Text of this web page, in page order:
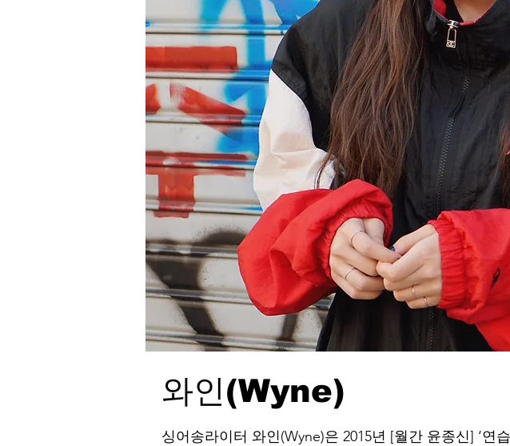
싱어송라이터 와인(Wyne)은 2015년 [월간 윤종신] ‘
와인(Wyne)